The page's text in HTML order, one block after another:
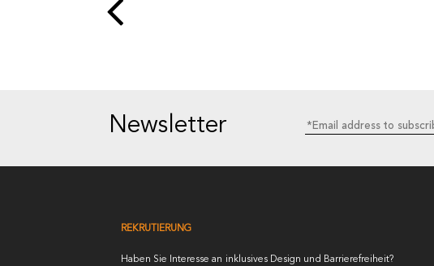
Newsletter
REKRUTIERUNG
Haben Sie Interesse an inklusives Design und Barrierefreiheit?